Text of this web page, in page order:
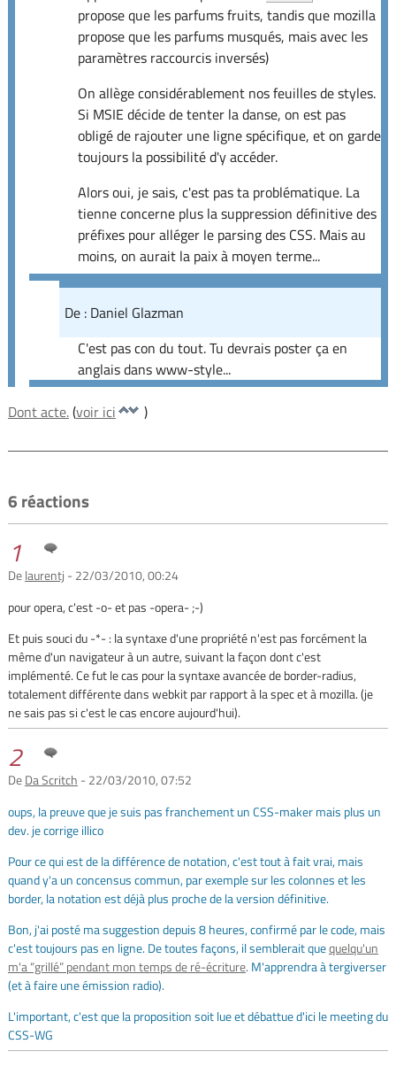
propose que les parfums fruits, tandis que mozilla
propose que les parfums musqués, mais avec les
paramètres raccourcis inversés)
On allège considérablement nos feuilles de styles.
Si MSIE décide de tenter la danse, on est pas
obligé de rajouter une ligne spécifique, et on garde
toujours la possibilité d'y accéder.
Alors oui, je sais, c'est pas ta problématique. La
tienne concerne plus la suppression définitive des
préfixes pour alléger le parsing des CSS. Mais au
moins, on aurait la paix à moyen terme...
De : Daniel Glazman
C'est pas con du tout. Tu devrais poster ça en
anglais dans www-style...
Dont acte.(voir ici )
6 réactions
1
Delaurentj - 22/03/2010, 00:24
pour opera, c'est -o- et pas -opera- ;-)
Et puis souci du -*- : la syntaxe d'une propriété n'est pas forcément la
même d'un navigateur à un autre, suivant la façon dont c'est
implémenté. Ce fut le cas pour la syntaxe avancée de border-radius,
totalement différente dans webkit par rapport à la spec et à mozilla. (je
ne sais pas si c'est le cas encore aujourd'hui).
2
DeDa Scritch - 22/03/2010, 07:52
oups, la preuve que je suis pas franchement un CSS-maker mais plus un
dev. je corrige illico
Pour ce qui est de la différence de notation, c'est tout à fait vrai, mais
quand y'a un concensus commun, par exemple sur les colonnes et les
border, la notation est déjà plus proche de la version définitive.
Bon, j'ai posté ma suggestion depuis 8 heures, confirmé par le code, mais
c'est toujours pas en ligne. De toutes façons, il semblerait quequelqu'un
m'a “grillé” pendant mon temps de ré-écriture. M'apprendra à tergiverser
(et à faire une émission radio).
L'important, c'est que la proposition soit lue et débattue d'ici le meeting du
CSS-WG